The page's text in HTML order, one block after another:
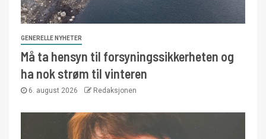
GENERELLE NYHETER
Må ta hensyn til forsyningssikkerheten og
ha nok strøm til vinteren
6. august 2026 Redaksjonen